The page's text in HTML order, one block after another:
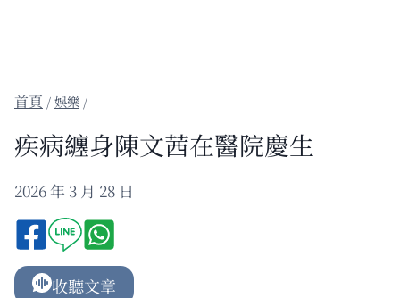
/娛樂 /
疾病纏身陳文茜在醫院慶生
2026 年 3 月 28 日
收聽文章